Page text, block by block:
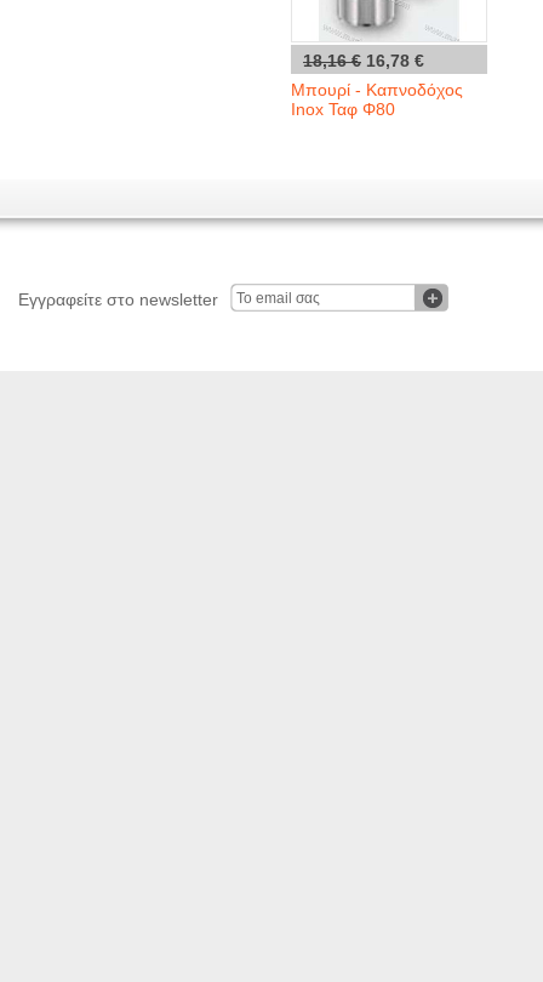
18,16 € 16,78 €
Μπουρί - Καπνοδόχος
Inox Ταφ Φ80
Εγγραφείτε στο newsletter